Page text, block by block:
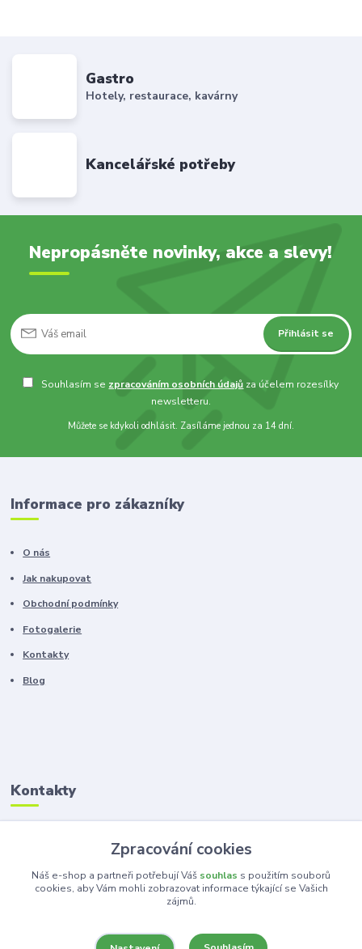
Gastro
Hotely, restaurace, kavárny
Kancelářské potřeby
Nepropásněte novinky, akce a slevy!
Přihlásit se
Souhlasím se zpracováním osobních údajů za účelem rozesílky
newsletteru.
Můžete se kdykoli odhlásit. Zasíláme jednou za 14 dní.
Informace pro zákazníky
O nás
Jak nakupovat
Obchodní podmínky
Fotogalerie
Kontakty
Blog
Kontakty
Zákaznická podpora
+420 603 100 966
(Po-Pá, 8-16 hod.)
Zpracování cookies
Náš e-shop a partneři potřebují Váš souhlas s použitím souborů
cookies, aby Vám mohli zobrazovat informace týkající se Vašich
zájmů.